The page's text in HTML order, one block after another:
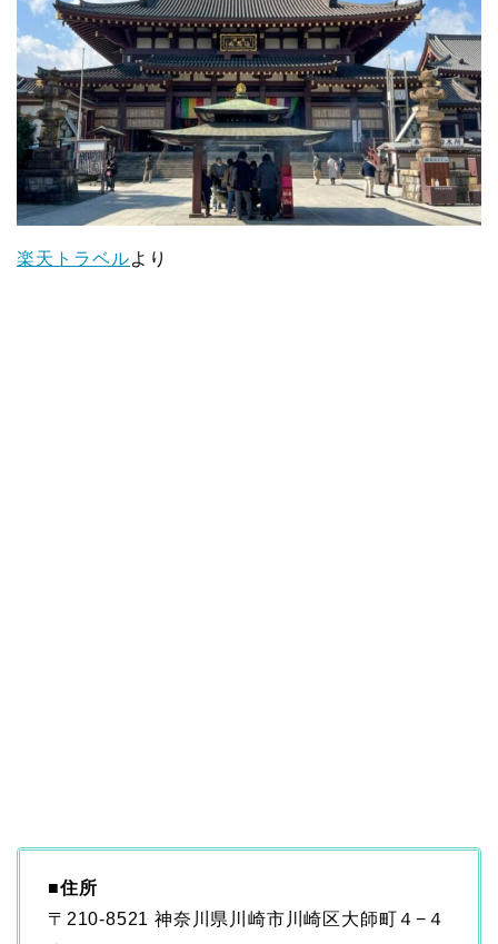
楽天トラベルより
■住所
〒210-8521 神奈川県川崎市川崎区大師町４−４